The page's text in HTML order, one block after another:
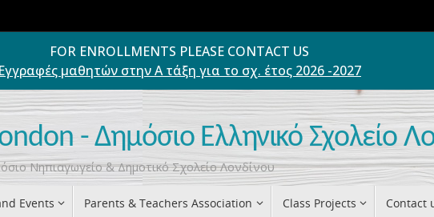
FOR ENROLLMENTS PLEASE CONTACT US
Εγγραφές μαθητών στην Α τάξη για το σχ. έτος 2026 -2027
- Δημόσιο Ελληνικό Σχολείο
Νηπιαγωγείο & Δημοτικό Σχολείο Λονδίνου
Events Parents & Teachers Association Class Projects Contact